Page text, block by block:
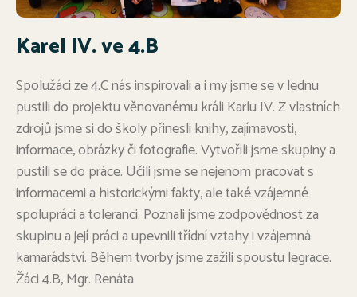
Karel IV. ve 4.B
Spolužáci ze 4.C nás inspirovali a i my jsme se v lednu
pustili do projektu věnovanému králi Karlu IV. Z vlastních
zdrojů jsme si do školy přinesli knihy, zajímavosti,
informace, obrázky či fotografie. Vytvořili jsme skupiny a
pustili se do práce. Učili jsme se nejenom pracovat s
informacemi a historickými fakty, ale také vzájemné
spolupráci a toleranci. Poznali jsme zodpovědnost za
skupinu a její práci a upevnili třídní vztahy i vzájemná
kamarádství. Během tvorby jsme zažili spoustu legrace.
Žáci 4.B, Mgr. Renáta